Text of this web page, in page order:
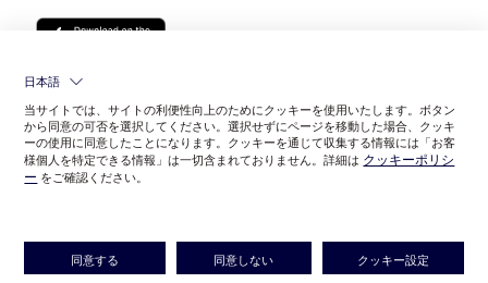
©LITTLE LEAGUE INC.
日本語
当サイトでは、サイトの利便性向上のためにクッキーを使用いたします。ボタン
から同意の可否を選択してください。選択せずにページを移動した場合、クッキ
ーの使用に同意したことになります。クッキーを通じて収集する情報には「お客
様個人を特定できる情報」は一切含まれておりません。詳細は クッキーポリシ
ー をご確認ください。
同意する 同意しない クッキー設定